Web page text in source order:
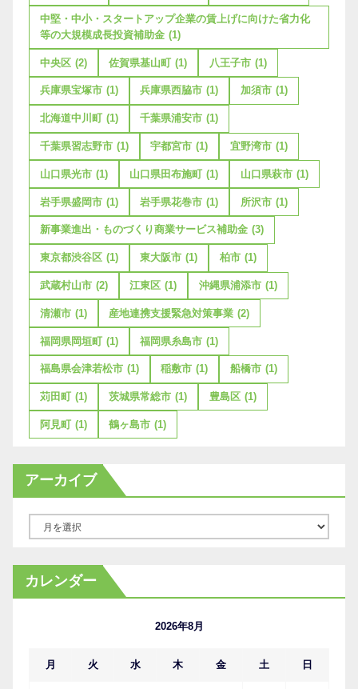
中堅・中小・スタートアップ企業の賃上げに向けた省力化
等の大規模成長投資補助金 (1)
中央区 (2) 佐賀県基山町 (1) 八王子市 (1)
兵庫県宝塚市 (1) 兵庫県西脇市 (1) 加須市 (1)
北海道中川町 (1) 千葉県浦安市 (1)
千葉県習志野市 (1) 宇都宮市 (1) 宜野湾市 (1)
山口県光市 (1) 山口県田布施町 (1) 山口県萩市 (1)
岩手県盛岡市 (1) 岩手県花巻市 (1) 所沢市 (1)
新事業進出・ものづくり商業サービス補助金 (3)
東京都渋谷区 (1) 東大阪市 (1) 柏市 (1)
武蔵村山市 (2) 江東区 (1) 沖縄県浦添市 (1)
清瀬市 (1) 産地連携支援緊急対策事業 (2)
福岡県岡垣町 (1) 福岡県糸島市 (1)
福島県会津若松市 (1) 稲敷市 (1) 船橋市 (1)
苅田町 (1) 茨城県常総市 (1) 豊島区 (1)
阿見町 (1) 鶴ヶ島市 (1)
アーカイブ
カ
イ
カレンダー
2026年8月
月 火 水 木 金 土 日